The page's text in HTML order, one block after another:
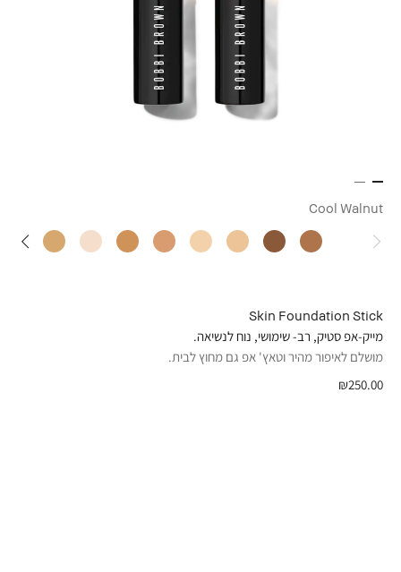
Cool Walnut
Skin Foundation Stick
מייק-אפ סטיק, רב- שימושי, נוח לנשיאה.
מושלם לאיפור מהיר וטאץ' אפ גם מחוץ לבית.
₪250.00